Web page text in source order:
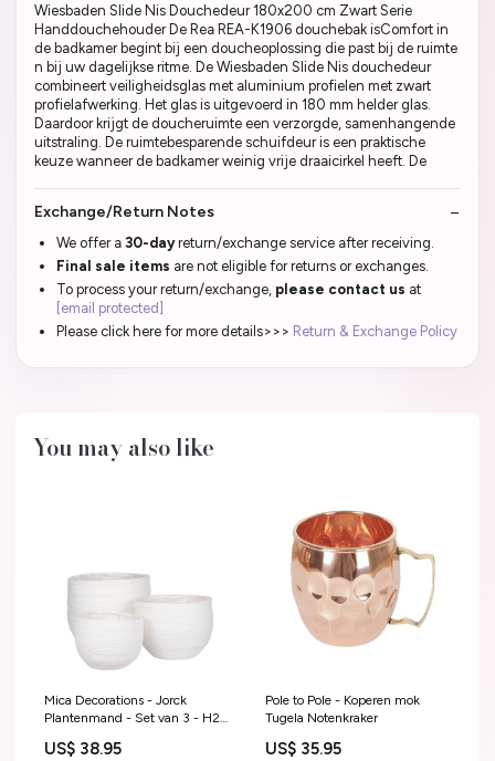
Wiesbaden Slide Nis Douchedeur 180x200 cm Zwart Serie
Handdouchehouder De Rea REA-K1906 douchebak isComfort in
de badkamer begint bij een doucheoplossing die past bij de ruimte
n bij uw dagelijkse ritme. De Wiesbaden Slide Nis douchedeur
combineert veiligheidsglas met aluminium profielen met zwart
profielafwerking. Het glas is uitgevoerd in 180 mm helder glas.
Daardoor krijgt de doucheruimte een verzorgde, samenhangende
uitstraling. De ruimtebesparende schuifdeur is een praktische
keuze wanneer de badkamer weinig vrije draaicirkel heeft. De
Exchange/Return Notes
We offer a 30-dayreturn/exchange service after receiving.
Final sale items are not eligible for returns or exchanges.
To process your return/exchange, please contact us at
[email protected]
Please click here for more details>>> Return & Exchange Policy
You may also like
Mica Decorations - Jorck
Plantenmand - Set van 3 - H24
US$ 38.95
Pole to Pole - Koperen mok
Tugela Notenkraker
US$ 35.95